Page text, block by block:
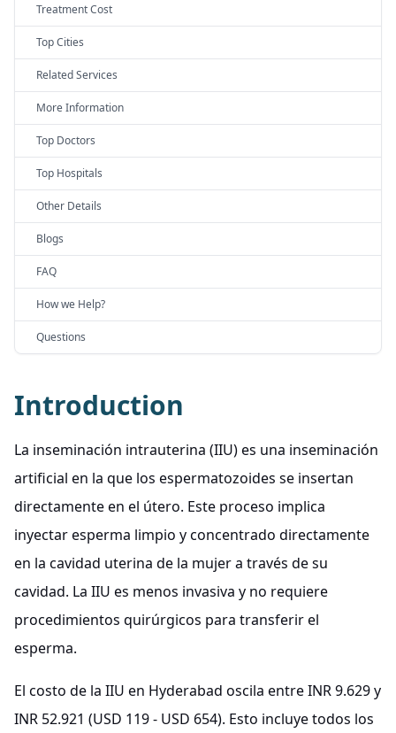
Treatment Cost
Top Cities
Related Services
More Information
Top Doctors
Top Hospitals
Other Details
Blogs
FAQ
How we Help?
Questions
Introduction
La inseminación intrauterina (IIU) es una inseminación
artificial en la que los espermatozoides se insertan
directamente en el útero. Este proceso implica
inyectar esperma limpio y concentrado directamente
en la cavidad uterina de la mujer a través de su
cavidad. La IIU es menos invasiva y no requiere
procedimientos quirúrgicos para transferir el
esperma.
El costo de la IIU en Hyderabad oscila entre INR 9.629 y
INR 52.921 (USD 119 - USD 654). Esto incluye todos los